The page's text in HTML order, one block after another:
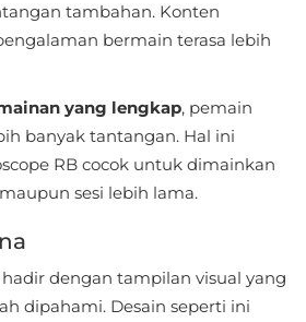
tambahan. Konten
bermain terasa lebih
yang lengkap, pemain
banyak tantangan. Hal ini
RB cocok untuk dimainkan
sesi lebih lama.
hadir dengan tampilan visual yang
dipahami. Desain seperti ini